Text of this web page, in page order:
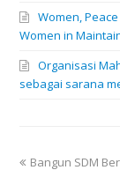
Women,
Women in
Organisasi
sebagai sarana
previous
Bangun SDM